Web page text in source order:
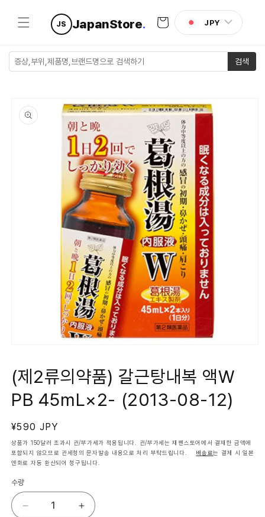
건너뛰기
JS JapanStore.
트
JPY
검색
로 건너뛰
기
서
미
디
어
열
(제2류의약품) 갈근탕내복 액W
PB 45mL×2- (2013-08-12)
정
가
¥590 JPY
상품가 150달러 초과시 관/부가세가 적용됩니다. 관/부가세는 재팬스토어에서 결재한 금액에
포함되지 않으므로 관세청의 문자발송 내용으로 처리 부탁드립니다. 배송료는 결제 시 일본
엔화로 자동 환산되어 청구됩니다.
수량
(제